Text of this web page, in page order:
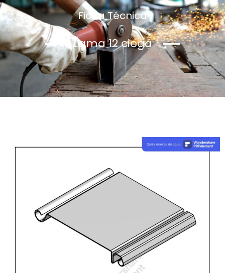
Ficha Técnica
Lama 12 ciega